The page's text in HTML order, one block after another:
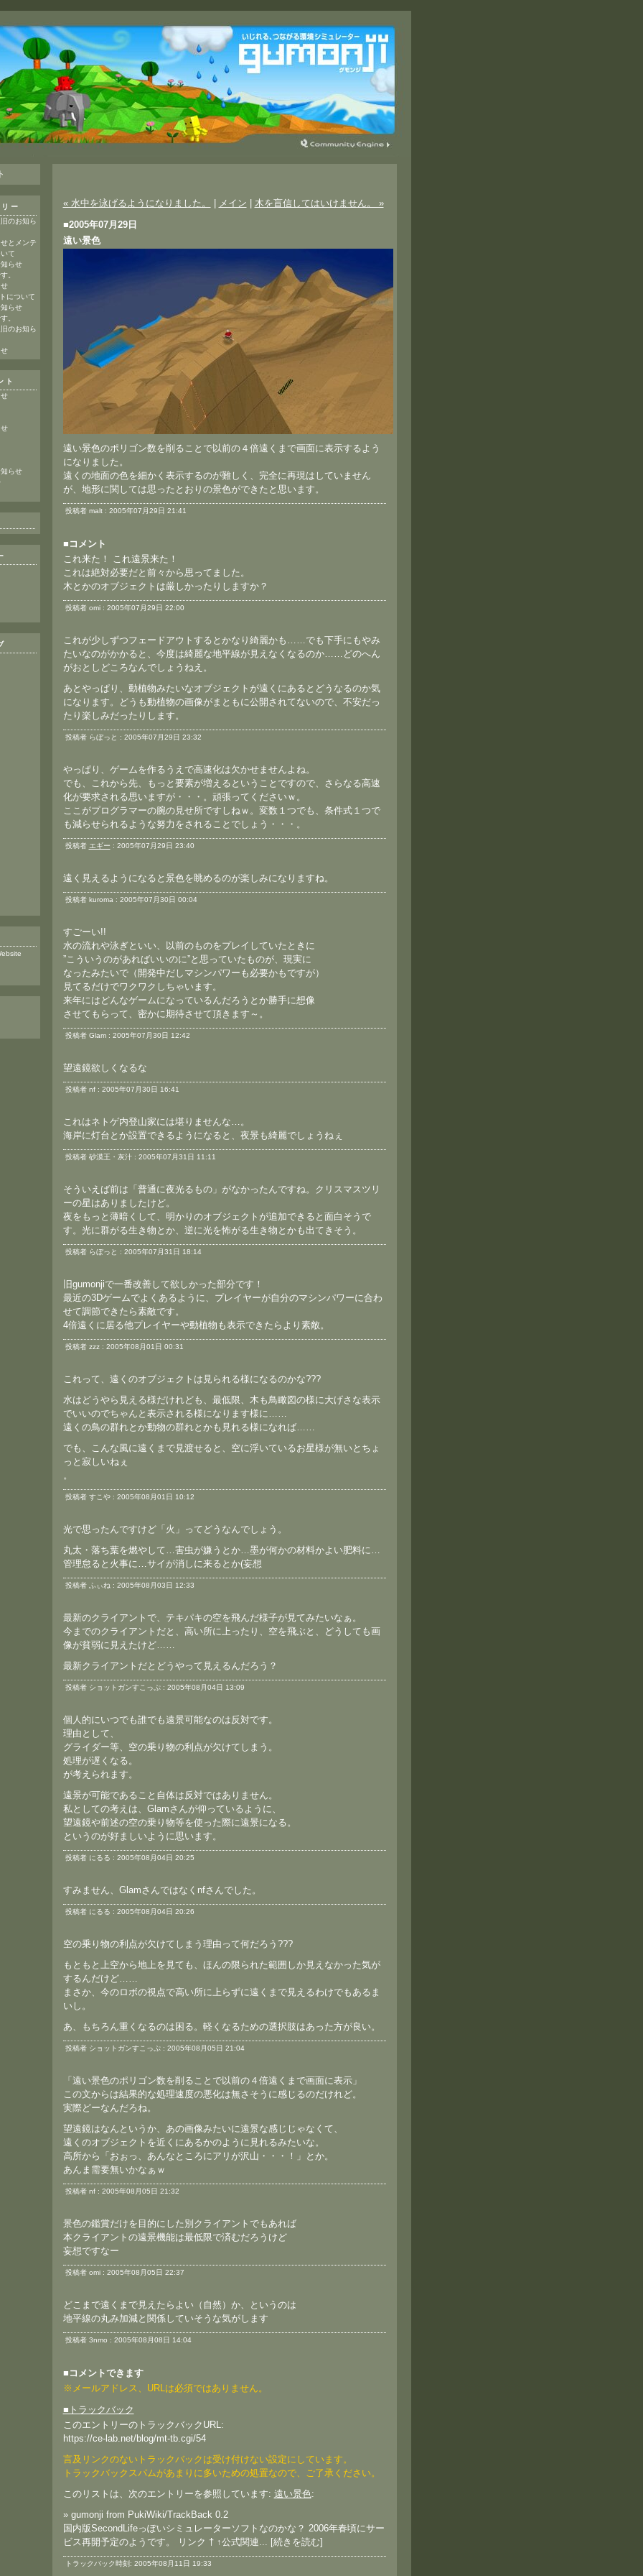
« 水中を泳げるようになりました。 メイン
木を盲信してはいけません。 »
■2005年07月29日
遠い景色
遠い景色のポリゴン数を削ることで以前の４倍遠くまで画面に表示するよう
になりました。
遠くの地面の色を細かく表示するのが難しく、完全に再現はしていません
が、地形に関しては思ったとおりの景色ができたと思います。
投稿者 malt : 2005年07月29日 21:41
■コメント
これ来た！ これ遠景来た！
これは絶対必要だと前々から思ってました。
木とかのオブジェクトは厳しかったりしますか？
投稿者 omi : 2005年07月29日 22:00
これが少しずつフェードアウトするとかなり綺麗かも……でも下手にもやみ
たいなのがかかると、今度は綺麗な地平線が見えなくなるのか……どのへん
がおとしどころなんでしょうねえ。
あとやっぱり、動植物みたいなオブジェクトが遠くにあるとどうなるのか気
になります。どうも動植物の画像がまともに公開されてないので、不安だっ
たり楽しみだったりします。
投稿者 らぼっと : 2005年07月29日 23:32
やっぱり、ゲームを作るうえで高速化は欠かせませんよね。
でも、これから先、もっと要素が増えるということですので、さらなる高速
化が要求される思いますが・・・。頑張ってくださいｗ。
ここがプログラマーの腕の見せ所ですしねｗ。変数１つでも、条件式１つで
も減らせられるような努力をされることでしょう・・・。
投稿者 エギー : 2005年07月29日 23:40
遠く見えるようになると景色を眺めるのが楽しみになりますね。
投稿者 kuroma : 2005年07月30日 00:04
すごーい!!
水の流れや泳ぎといい、以前のものをプレイしていたときに
”こういうのがあればいいのに”と思っていたものが、現実に
なったみたいで（開発中だしマシンパワーも必要かもですが）
見てるだけでワクワクしちゃいます。
来年にはどんなゲームになっているんだろうとか勝手に想像
させてもらって、密かに期待させて頂きます～。
投稿者 Glam : 2005年07月30日 12:42
望遠鏡欲しくなるな
投稿者 nf : 2005年07月30日 16:41
これはネトゲ内登山家には堪りませんな…。
海岸に灯台とか設置できるようになると、夜景も綺麗でしょうねぇ
投稿者 砂漠王・灰汁 : 2005年07月31日 11:11
そういえば前は「普通に夜光るもの」がなかったんですね。クリスマスツリ
ーの星はありましたけど。
夜をもっと薄暗くして、明かりのオブジェクトが追加できると面白そうで
す。光に群がる生き物とか、逆に光を怖がる生き物とかも出てきそう。
投稿者 らぼっと : 2005年07月31日 18:14
旧gumonjiで一番改善して欲しかった部分です！
最近の3Dゲームでよくあるように、プレイヤーが自分のマシンパワーに合わ
せて調節できたら素敵です。
4倍遠くに居る他プレイヤーや動植物も表示できたらより素敵。
投稿者 zzz : 2005年08月01日 00:31
これって、遠くのオブジェクトは見られる様になるのかな???
水はどうやら見える様だけれども、最低限、木も鳥瞰図の様に大げさな表示
でいいのでちゃんと表示される様になります様に……
遠くの鳥の群れとか動物の群れとかも見れる様になれば……
でも、こんな風に遠くまで見渡せると、空に浮いているお星様が無いとちょ
っと寂しいねぇ
。
投稿者 すこや : 2005年08月01日 10:12
光で思ったんですけど「火」ってどうなんでしょう。
丸太・落ち葉を燃やして…害虫が嫌うとか…墨が何かの材料かよい肥料に…
管理怠ると火事に…サイが消しに来るとか(妄想
投稿者 ふぃね : 2005年08月03日 12:33
最新のクライアントで、テキパキの空を飛んだ様子が見てみたいなぁ。
今までのクライアントだと、高い所に上ったり、空を飛ぶと、どうしても画
像が貧弱に見えたけど……
最新クライアントだとどうやって見えるんだろう？
投稿者 ショットガンすこっぷ : 2005年08月04日 13:09
個人的にいつでも誰でも遠景可能なのは反対です。
理由として、
グライダー等、空の乗り物の利点が欠けてしまう。
処理が遅くなる。
が考えられます。
遠景が可能であること自体は反対ではありません。
私としての考えは、Glamさんが仰っているように、
望遠鏡や前述の空の乗り物等を使った際に遠景になる。
というのが好ましいように思います。
投稿者 にるる : 2005年08月04日 20:25
すみません、Glamさんではなくnfさんでした。
投稿者 にるる : 2005年08月04日 20:26
空の乗り物の利点が欠けてしまう理由って何だろう???
もともと上空から地上を見ても、ほんの限られた範囲しか見えなかった気が
するんだけど……
まさか、今のロボの視点で高い所に上らずに遠くまで見えるわけでもあるま
いし。
あ、もちろん重くなるのは困る。軽くなるための選択肢はあった方が良い。
投稿者 ショットガンすこっぷ : 2005年08月05日 21:04
「遠い景色のポリゴン数を削ることで以前の４倍遠くまで画面に表示」
この文からは結果的な処理速度の悪化は無さそうに感じるのだけれど。
実際どーなんだろね。
望遠鏡はなんというか、あの画像みたいに遠景な感じじゃなくて、
遠くのオブジェクトを近くにあるかのように見れるみたいな。
高所から「おぉっ、あんなところにアリが沢山・・・！」とか。
あんま需要無いかなぁｗ
投稿者 nf : 2005年08月05日 21:32
景色の鑑賞だけを目的にした別クライアントでもあれば
本クライアントの遠景機能は最低限で済むだろうけど
妄想ですなー
投稿者 omi : 2005年08月05日 22:37
どこまで遠くまで見えたらよい（自然）か、というのは
地平線の丸み加減と関係していそうな気がします
投稿者 3nmo : 2005年08月08日 14:04
■コメントできます
※メールアドレス、URLは必須ではありません。
■トラックバック
このエントリーのトラックバックURL:
https://ce-lab.net/blog/mt-tb.cgi/54
言及リンクのないトラックバックは受け付けない設定にしています。
トラックバックスパムがあまりに多いための処置なので、ご了承ください。
このリストは、次のエントリーを参照しています: 遠い景色:
» gumonji from PukiWiki/TrackBack 0.2
国内版SecondLifeっぽいシミュレーターソフトなのかな？ 2006年春頃にサー
ビス再開予定のようです。 リンク † ↑公式関連... [続きを読む]
トラックバック時刻: 2005年08月11日 19:33
ー
のお知ら
とメンテ
て
らせ
。
について
らせ
。
のお知ら
ト
らせ